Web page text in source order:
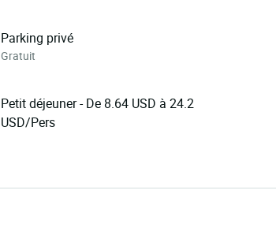
Parking privé
Gratuit
Petit déjeuner - De 8.64 USD à 24.2
USD/Pers